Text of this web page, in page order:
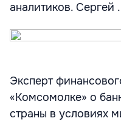
аналитиков. Сергей
Эксперт
«Комсомолке» о
страны в условиях